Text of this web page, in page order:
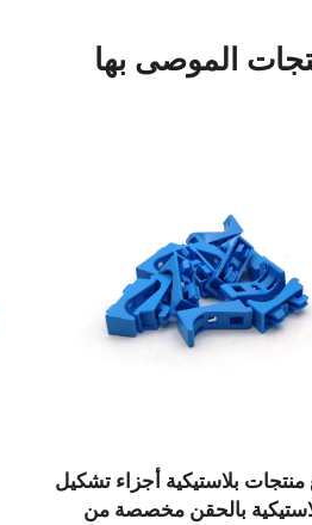
الموصى بها
بلاستيكية أجزاء تشكيل
بالحقن مخصصة من